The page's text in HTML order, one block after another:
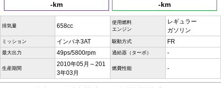
-km -km
排気量 658cc
使用燃料
エンジン
レギュラー
ガソリン
ミッション インパネ3AT 駆動方式 FR
最大出力 49ps/5800rpm 過給器（ターボ） -
生産期間
2010年05月～201
3年03月
燃費性能 -